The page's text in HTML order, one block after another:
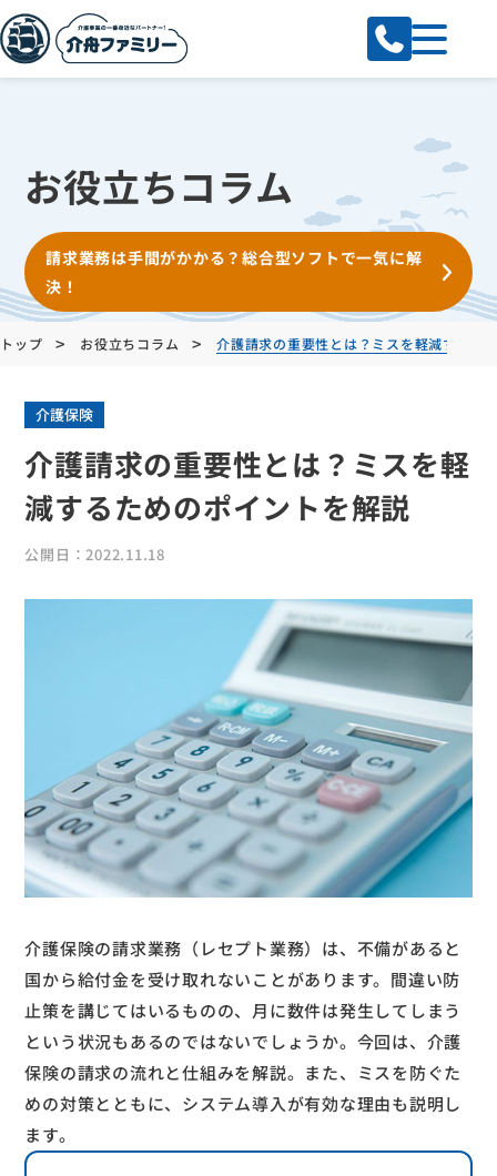
お役立ちコラム
請求業務は手間がかかる？総合型ソフトで一気に解
決！
トップ > お役立ちコラム > 介護請求の重要性とは？ミスを軽減するた
介護保険
介護請求の重要性とは？ミスを軽
減するためのポイントを解説
公開日：2022.11.18
介護保険の請求業務（レセプト業務）は、不備があると
国から給付金を受け取れないことがあります。間違い防
止策を講じてはいるものの、月に数件は発生してしまう
という状況もあるのではないでしょうか。今回は、介護
保険の請求の流れと仕組みを解説。また、ミスを防ぐた
めの対策とともに、システム導入が有効な理由も説明し
ます。